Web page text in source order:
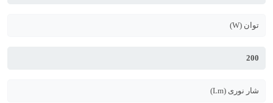
توان (W)
200
شار نوری (Lm)